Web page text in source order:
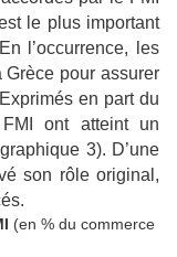
le plus important
l’occurrence, les
pour assurer
en part du
ont atteint un
3). D’une
son rôle original,
(en % du commerce